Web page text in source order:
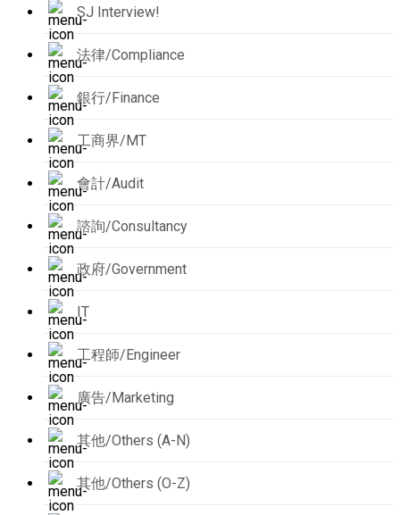
SJ Interview!
法律/Compliance
銀行/Finance
工商界/MT
會計/Audit
諮詢/Consultancy
政府/Government
IT
工程師/Engineer
廣告/Marketing
其他/Others (A-N)
其他/Others (O-Z)